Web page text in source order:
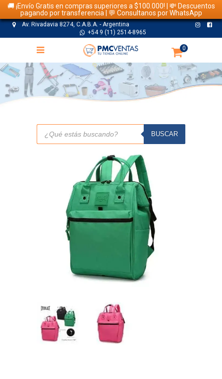
🚚 ¡Envío Gratis en compras superiores a $100.000! | 💸 Descuentos
pagando por transferencia | 💬 Consultanos por WhatsApp
Av. Rivadavia 8274, C.A.B.A. - Argentina
+54 9 (11) 2514-8965
0
TIENDA
Búsqueda
productos
BUSCAR